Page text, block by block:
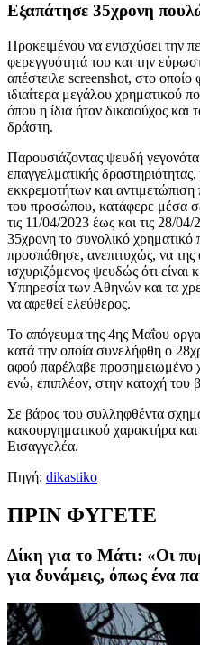
Εξαπάτησε 35χρονη
Προκειμένου να ενισχύσει την
φερεγγυότητά του και την
απέστειλε screenshot, στο οποίο
ιδιαίτερα μεγάλου χρηματικού
όπου η ίδια ήταν δικαιούχος και
δράστη.
Παρουσιάζοντας ψευδή
επαγγελματικής
εκκρεμοτήτων και
του προσώπου, κατάφερε μέσα
τις 11/04/2023 έως και τις 28/
35χρονη το συνολικό
προσπάθησε, ανεπιτυχώς, να
ισχυριζόμενος ψευδώς ότι
Υπηρεσία των Αθηνών και τα
να αφεθεί ελεύθερος.
Το απόγευμα της 4ης Μαΐου
κατά την οποία συνελήφθη ο
αφού παρέλαβε προσημειωμένο
ενώ, επιπλέον, στην κατοχή του
Σε βάρος του συλληφθέντα
κακουργηματικού χαρακτήρα
Εισαγγελέα.
Πηγή: dikastiko
ΠΡΙΝ ΦΥΓΕΤΕ
Δίκη για το Μάτι: «Οι
για δυνάμεις, όπως ένα